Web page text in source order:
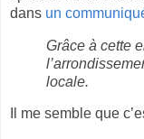
dans un
Grâce à cette
locale.
Il me semble que